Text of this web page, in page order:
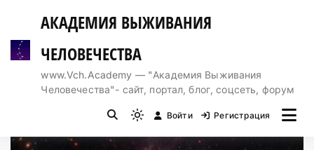
содержимому
АКАДЕМИЯ ВЫЖИВАНИЯ
ЧЕЛОВЕЧЕСТВА
www.Vch.Academy — "Академия Выживания
Человечества"- сайт, портал, блог, соцсеть, форум
Light
mode
Войти Регистрация